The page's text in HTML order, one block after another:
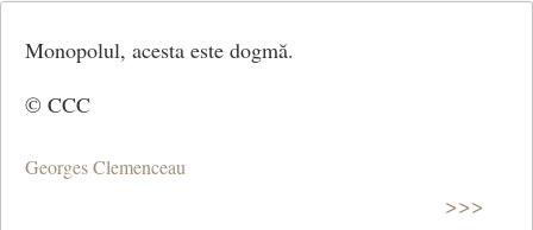
Monopolul, acesta este dogmă.
© CCC
Georges Clemenceau
>>>